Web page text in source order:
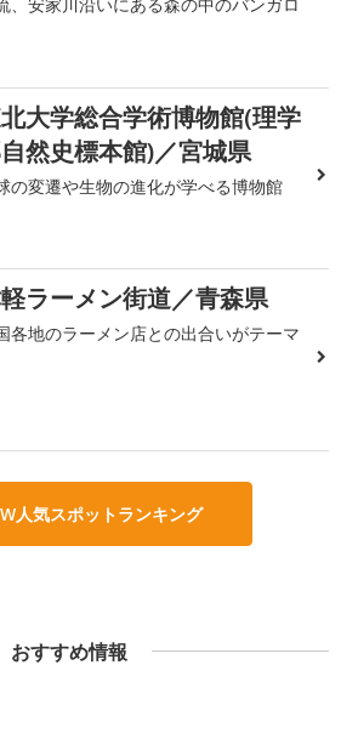
、安家川沿いにある森の中のバンガロ
大学総合学術博物館(理学
然史標本館)／宮城県
の変遷や生物の進化が学べる博物館
ラーメン街道／青森県
各地のラーメン店との出合いがテーマ
人気スポットランキング
おすすめ情報